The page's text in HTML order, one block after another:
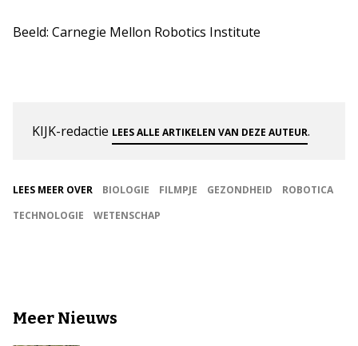
Beeld: Carnegie Mellon Robotics Institute
KIJK-redactie LEES ALLE ARTIKELEN VAN DEZE AUTEUR.
LEES MEER OVER BIOLOGIE FILMPJE GEZONDHEID
ROBOTICA
TECHNOLOGIE
WETENSCHAP
Meer Nieuws